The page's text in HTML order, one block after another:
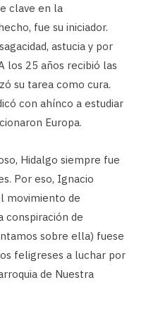
clave en la
fue su iniciador.
astucia y por
los 25 años recibió las
su tarea como cura.
con ahínco a estudiar
Europa.
Hidalgo siempre fue
Por eso, Ignacio
movimiento de
conspiración de
sobre ella) fuese
feligreses a luchar por
de Nuestra